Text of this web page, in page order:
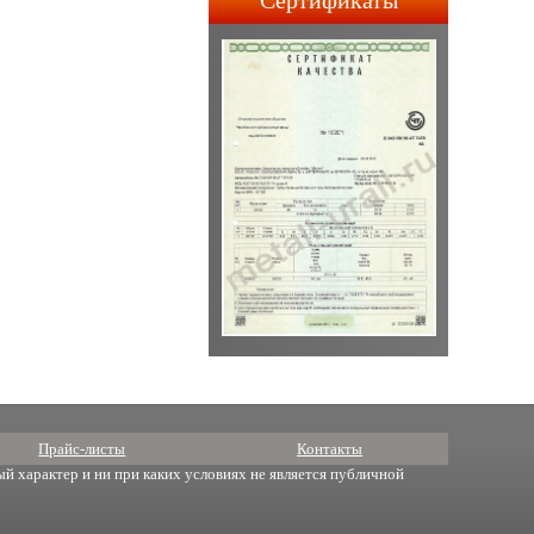
строительства АПЛ 4-го и
5-го поколений.
Прайс-листы Контакты
характер и ни при каких условиях не является публичной